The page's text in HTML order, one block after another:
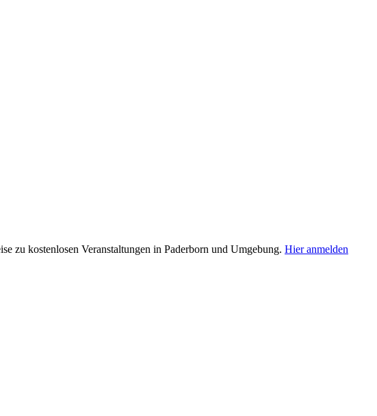
zu kostenlosen Veranstaltungen in Paderborn und Umgebung. Hier anmelden